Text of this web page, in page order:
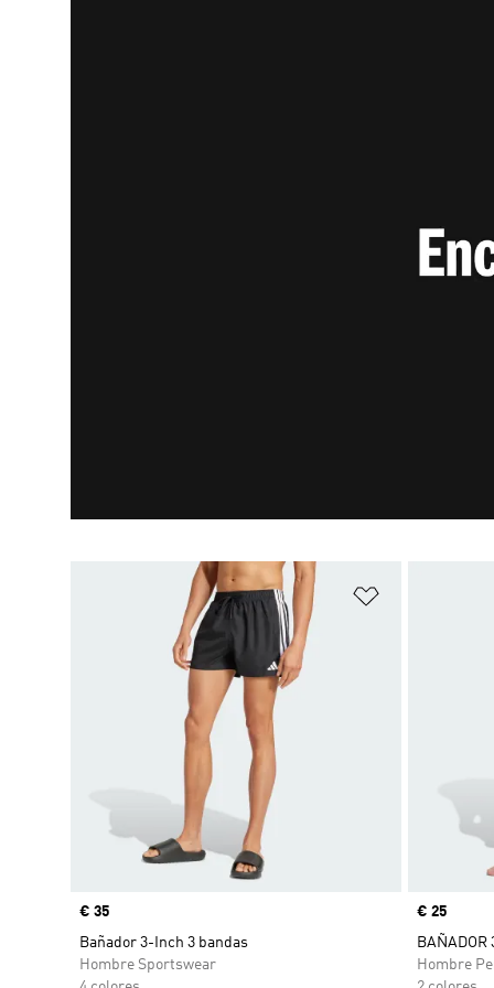
Añadir a la
Precio
€ 35
Bañador 3-Inch 3 bandas
Hombre Sportswear
Precio
€ 25
BAÑADOR
Hombre